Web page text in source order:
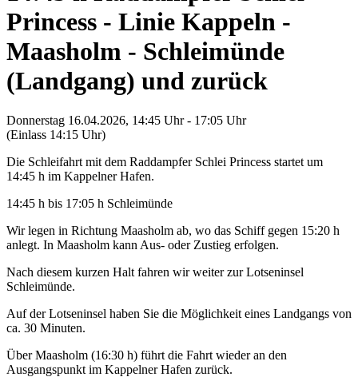
Princess - Linie Kappeln -
Maasholm - Schleimünde
(Landgang) und zurück
Donnerstag 16.04.2026, 14:45 Uhr - 17:05 Uhr
(Einlass 14:15 Uhr)
Die Schleifahrt mit dem Raddampfer Schlei Princess startet um
14:45 h im Kappelner Hafen.
14:45 h bis 17:05 h Schleimünde
Wir legen in Richtung Maasholm ab, wo das Schiff gegen 15:20 h
anlegt. In Maasholm kann Aus- oder Zustieg erfolgen.
Nach diesem kurzen Halt fahren wir weiter zur Lotseninsel
Schleimünde.
Auf der Lotseninsel haben Sie die Möglichkeit eines Landgangs von
ca. 30 Minuten.
Über Maasholm (16:30 h) führt die Fahrt wieder an den
Ausgangspunkt im Kappelner Hafen zurück.